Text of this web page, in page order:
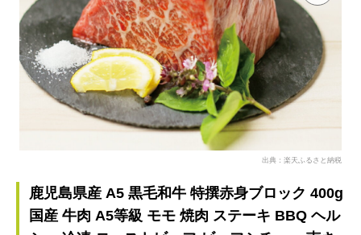
出典：楽天ふるさと納税
鹿児島県産 A5 黒毛和牛 特撰赤身ブロック 400g
国産 牛肉 A5等級 モモ 焼肉 ステーキ BBQ ヘル